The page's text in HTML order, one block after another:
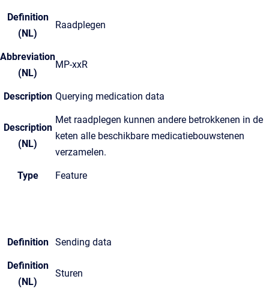
Definition
(NL)
Raadplegen
Abbreviation
(NL)
MP-xxR
Description Querying medication data
Description
(NL)
Met raadplegen kunnen andere betrokkenen in de
keten alle beschikbare medicatiebouwstenen
verzamelen.
Type Feature
Definition Sending data
Definition
(NL)
Sturen